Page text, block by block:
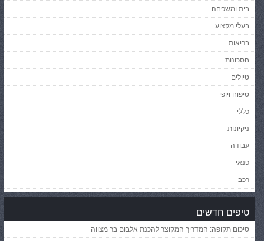
בית ומשפחה
בעלי מקצוע
בריאות
חסכונות
טיולים
טיפוח ויופי
כללי
ניקיונות
עבודה
פנאי
רכב
טיפים חדשים
סיכום תקופה: המדריך המקוצר להכנת אלבום בר מצווה